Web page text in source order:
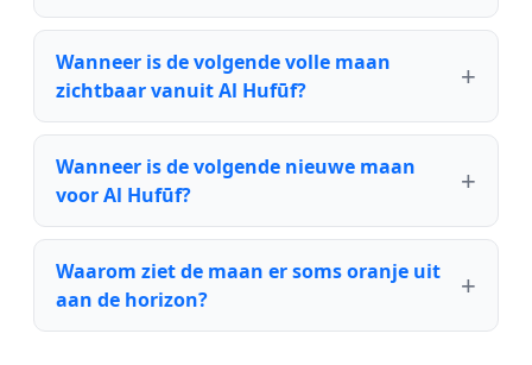
Wanneer is de volgende volle maan
zichtbaar vanuit Al Hufūf?
Wanneer is de volgende nieuwe maan
voor Al Hufūf?
Waarom ziet de maan er soms oranje uit
aan de horizon?